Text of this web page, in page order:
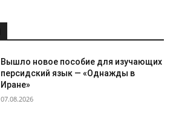
Вышло новое пособие для изучающих
персидский язык — «Однажды в
Иране»
07.08.2026